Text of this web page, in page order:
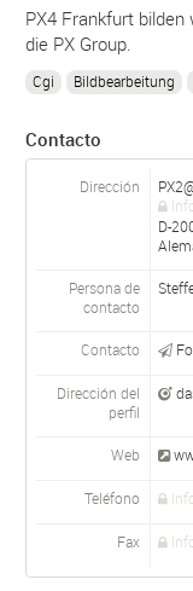
PX4 Frankfurt
die PX Group.
Cgi Bildbearbeitung
Contacto
Dirección
D-
Persona de
contacto
Contacto
Dirección del
perfil
Web
Teléfono
Fax